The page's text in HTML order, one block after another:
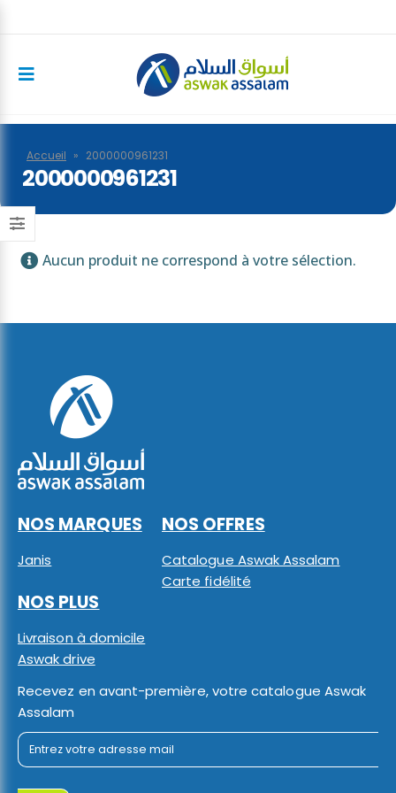
Accueil » 2000000961231
2000000961231
Aucun produit ne correspond à votre sélection.
NOS MARQUES
Janis
NOS OFFRES
Catalogue Aswak Assalam
Carte fidélité
NOS PLUS
Livraison à domicile
Aswak drive
Recevez en avant-première, votre catalogue Aswak
Assalam